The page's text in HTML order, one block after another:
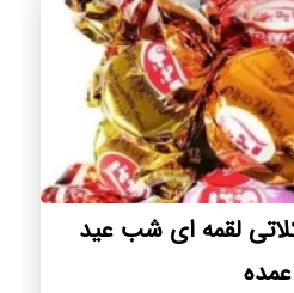
لقمه ای شب عید
عمده